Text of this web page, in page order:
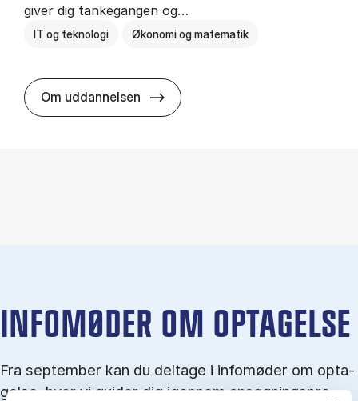
giver dig tankegangen og…
IT og teknologi Økonomi og matematik
Om uddannelsen HA(mat.) - erhvervs­økonomi og
IN­FO­MØ­DER OM OP­TA­GEL­SE
Fra september kan du del­tage i in­fo­mø­der om op­ta­
gel­se, hvor vi gu­i­der dig igen­nem an­søg­nings­pro­